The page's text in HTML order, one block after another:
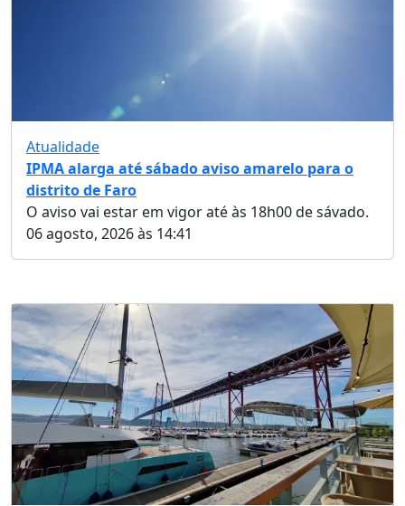
Atualidade
IPMA alarga até sábado aviso amarelo para o
distrito de Faro
O aviso vai estar em vigor até às 18h00 de sávado.
06 agosto, 2026 às 14:41